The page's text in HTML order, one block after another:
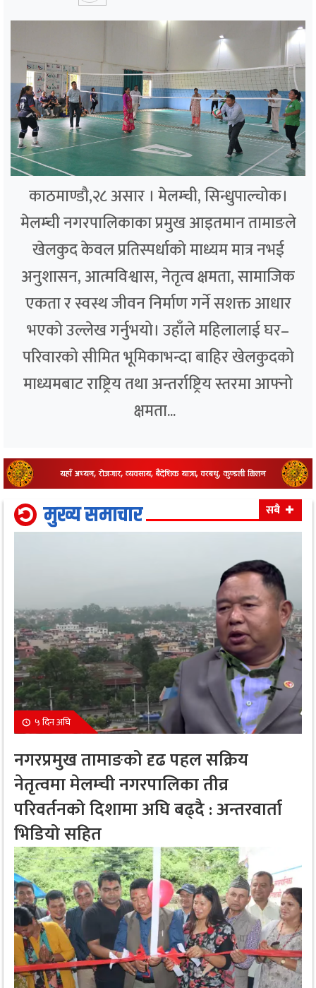
काठमाण्डौ,२८ असार । मेलम्ची, सिन्धुपाल्चोक।
मेलम्ची नगरपालिकाका प्रमुख आइतमान तामाङले
खेलकुद केवल प्रतिस्पर्धाको माध्यम मात्र नभई
अनुशासन, आत्मविश्वास, नेतृत्व क्षमता, सामाजिक
एकता र स्वस्थ जीवन निर्माण गर्ने सशक्त आधार
भएको उल्लेख गर्नुभयो। उहाँले महिलालाई घर–
परिवारको सीमित भूमिकाभन्दा बाहिर खेलकुदको
माध्यमबाट राष्ट्रिय तथा अन्तर्राष्ट्रिय स्तरमा आफ्नो
क्षमता...
मुख्य समाचार सबै
५ दिन अघि
नगरप्रमुख तामाङको दृढ पहल सक्रिय
नेतृत्वमा मेलम्ची नगरपालिका तीव्र
परिवर्तनको दिशामा अघि बढ्दै : अन्तरवार्ता
भिडियो सहित